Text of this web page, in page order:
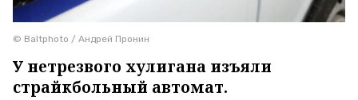
© Baltphoto / Андрей Пронин
У нетрезвого хулигана изъяли
страйкбольный автомат.